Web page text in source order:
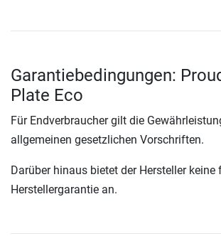
Garantiebedingungen:
Plate Eco
Für Endverbraucher gilt die
allgemeinen gesetzlichen Vorschriften.
Darüber hinaus bietet der Hersteller keine
Herstellergarantie an.